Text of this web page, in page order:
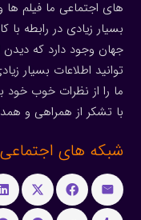
های اجتماعی ما فیلم
بسیار زیادی در رابطه
جهان وجود دارد که
توانید اطلاعات بسیار
ما را از نظرات خوب خود
با تشکر از همراهی و
شبکه های